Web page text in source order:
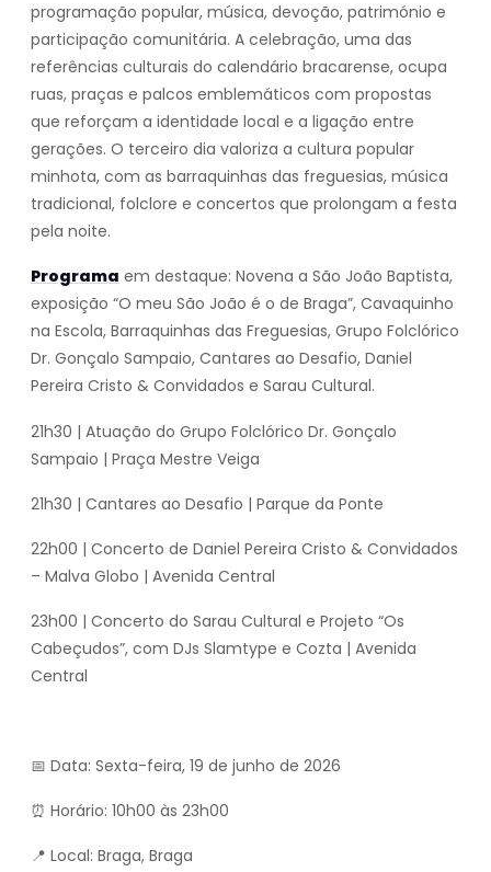
programação popular, música, devoção, património e
participação comunitária. A celebração, uma das
referências culturais do calendário bracarense, ocupa
ruas, praças e palcos emblemáticos com propostas
que reforçam a identidade local e a ligação entre
gerações. O terceiro dia valoriza a cultura popular
minhota, com as barraquinhas das freguesias, música
tradicional, folclore e concertos que prolongam a festa
pela noite.
Programa em destaque: Novena a São João Baptista,
exposição “O meu São João é o de Braga”, Cavaquinho
na Escola, Barraquinhas das Freguesias, Grupo Folclórico
Dr. Gonçalo Sampaio, Cantares ao Desafio, Daniel
Pereira Cristo & Convidados e Sarau Cultural.
21h30 | Atuação do Grupo Folclórico Dr. Gonçalo
Sampaio | Praça Mestre Veiga
21h30 | Cantares ao Desafio | Parque da Ponte
22h00 | Concerto de Daniel Pereira Cristo & Convidados
– Malva Globo | Avenida Central
23h00 | Concerto do Sarau Cultural e Projeto “Os
Cabeçudos”, com DJs Slamtype e Cozta | Avenida
Central
📅 Data: Sexta-feira, 19 de junho de 2026
⏰ Horário: 10h00 às 23h00
📍 Local: Braga, Braga